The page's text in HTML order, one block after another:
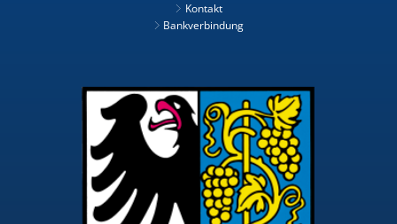
Kontakt
Bankverbindung